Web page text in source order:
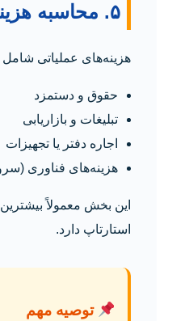
۵. محاسبه هزینه‌های عملیاتی
هزینه‌های عملیاتی
حقوق و دستمزد
تبلیغات و بازاریابی
اجاره دفتر یا تجهیزات
هزینه‌های فناوری
این بخش معمولاً بیشترین
استارتاپ دارد.
توصیه مهم